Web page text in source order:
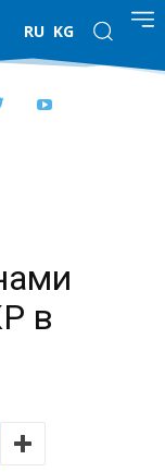
RU KG
в